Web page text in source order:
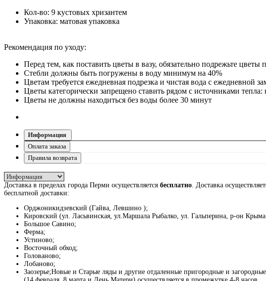
Кол-во: 9 кустовых хризантем
Упаковка: матовая упаковка
Рекомендация по уходу:
Перед тем, как поставить цветы в вазу, обязательно подрежьте цветы
Стебли должны быть погружены в воду минимум на 40%
Цветам требуется ежедневная подрезка и чистая вода с ежедневной
Цветы категорически запрещено ставить рядом с источниками
Цветы не должны находиться без воды более 30 минут
Информация
Оплата заказа
Правила возврата
Доставка в пределах города Перми осуществляется бесплатно . Доставка
бесплатной доставки:
Орджоникидзевский (Гайва, Левшино );
Кировский (ул. Ласьвинская, ул.Маршала Рыбалко, ул. Гальперина, р-он
Большое Савино;
Ферма;
Устиново;
Восточный обход;
Голованово;
Лобаново;
Заозерье;Новые и Старые ляды и другие отдаленные пригородные и